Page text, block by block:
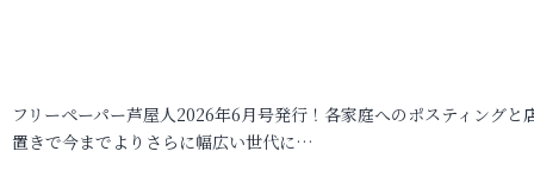
フリーペーパー芦屋人2026年6月号発行！各家庭へのポスティングと
置きで今までよりさらに幅広い世代に…